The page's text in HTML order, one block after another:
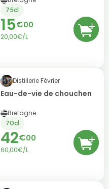
75cl
15€00
20,00€/L
Distillerie Février
Eau-de-vie de chouchen
Bretagne
70cl
42€00
60,00€/L